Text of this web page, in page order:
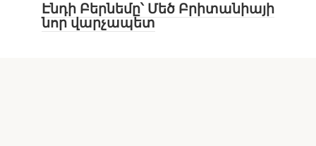
Էնդի Բերնեմը՝ Մեծ Բրիտանիայի
նոր վարչապետ